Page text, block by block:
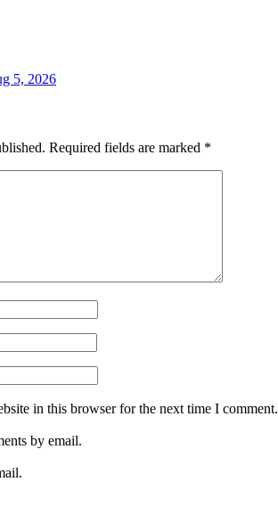
5, 2026
Required fields are marked *
in this browser for the next time I comment.
by email.